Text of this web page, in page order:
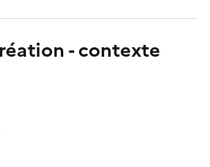
- contexte